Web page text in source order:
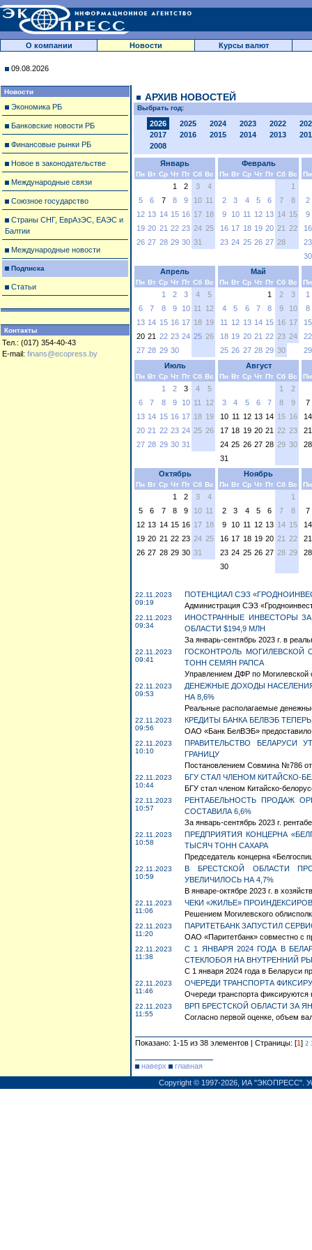
О компании Новости Курсы валют
09.08.2026
Новости
Экономика РБ
Банковские новости РБ
Финансовые рынки РБ
Новое в законодательстве
Международные связи
Союзное государство
Страны СНГ, ЕврАзЭС, ЕАЭС и
Балтии
Международные новости
Подписка
Статьи
Контакты
Тел.: (017) 354-40-43
E-mail: finans@ecopress.by
АРХИВ НОВОСТЕЙ
Выбрать год:
2026 2025 2024 2023 2022
2017
2016 2015 2014 2013
2008
Январь
Пн Вт Ср Чт Пт Сб Вс
1 2 3
4
5
6 7 8 9 10 11
12 13 14 15 16 17 18
19 20 21 22 23 24 25
26 27 28 29 30 31
Февраль
Пн Вт Ср Чт Пт Сб Вс
1
2
3 4 5 6 7
8
9
10 11 12 13 14 15
16 17 18 19 20 21 22
23 24 25 26 27 28
Пн
2
9
16
23
30
Апрель
Пн Вт Ср Чт Пт Сб Вс
1 2 3 4
5
6
7 8 9 10 11
12
13 14 15 16 17 18 19
20 21 22 23 24 25 26
27 28 29 30
Май
Пн Вт Ср Чт Пт Сб Вс
1 2
3
4
5 6 7 8 9
10
11
12 13 14 15 16 17
18 19 20 21 22 23 24
25 26 27 28 29 30
Пн
1
8
15
22
29
Июль
Пн Вт Ср Чт Пт Сб Вс
1 2 3 4
5
6
7 8 9 10 11
12
13 14 15 16 17 18 19
20 21 22 23 24 25 26
27 28 29 30 31
Август
Пн Вт Ср Чт Пт Сб Вс
1
2
3
4 5 6 7 8
9
10 11 12 13 14 15 16
17 18 19 20 21 22 23
24 25 26 27 28 29 30
31
Пн
7
14
21
28
Октябрь
Пн Вт Ср Чт Пт Сб Вс
1 2 3
4
5
6 7 8 9 10 11
12 13 14 15 16 17 18
19 20 21 22 23 24 25
26 27 28 29 30 31
Ноябрь
Пн Вт Ср Чт Пт Сб Вс
1
2
3 4 5 6 7
8
9
10 11 12 13 14 15
16 17 18 19 20 21 22
23 24 25 26 27 28 29
30
Пн
7
14
21
28
22.11.2023
09:19
ПОТЕНЦИАЛ СЭЗ
Администрация СЭЗ
22.11.2023
09:34
ИНОСТРАННЫЕ ИНВЕСТОРЫ
ОБЛАСТИ $194,9 МЛН
За январь-сентябрь 2023 г. в
22.11.2023
09:41
ГОСКОНТРОЛЬ МОГИЛЕВСКОЙ
ТОНН СЕМЯН РАПСА
Управлением ДФР по Могилевской
22.11.2023
09:53
ДЕНЕЖНЫЕ ДОХОДЫ
НА 8,6%
Реальные располагаемые
22.11.2023
09:56
КРЕДИТЫ БАНКА БЕЛВЭБ
ОАО «Банк БелВЭБ» предоставило
22.11.2023
10:10
ПРАВИТЕЛЬСТВО БЕЛАРУСИ
ГРАНИЦУ
Постановлением Совмина №786 от
22.11.2023
10:44
БГУ СТАЛ ЧЛЕНОМ КИТАЙСКО-
БГУ стал членом Китайско-
22.11.2023
10:57
РЕНТАБЕЛЬНОСТЬ ПРОДАЖ
СОСТАВИЛА 6,6%
За январь-сентябрь 2023 г.
22.11.2023
10:58
ПРЕДПРИЯТИЯ КОНЦЕРНА
ТЫСЯЧ ТОНН САХАРА
Председатель концерна
22.11.2023
10:59
В БРЕСТСКОЙ ОБЛАСТИ
УВЕЛИЧИЛОСЬ НА 4,7%
В январе-октябре 2023 г. в
22.11.2023
11:06
ЧЕКИ «ЖИЛЬЕ»
Решением Могилевского
22.11.2023
11:20
ПАРИТЕТБАНК ЗАПУСТИЛ
ОАО «Паритетбанк» совместно с
22.11.2023
11:38
С 1 ЯНВАРЯ 2024 ГОДА В
СТЕКЛОБОЯ НА ВНУТРЕННИЙ
С 1 января 2024 года в Беларуси
22.11.2023
11:46
ОЧЕРЕДИ ТРАНСПОРТА
Очереди транспорта
22.11.2023
11:55
ВРП БРЕСТСКОЙ ОБЛАСТИ ЗА
Согласно первой оценке, объем
Показано: 1-15 из 38 элементов | Страницы: [1] 2
наверх
главная
Copyright © 1997-2026, ИА "ЭКОПРЕСС".